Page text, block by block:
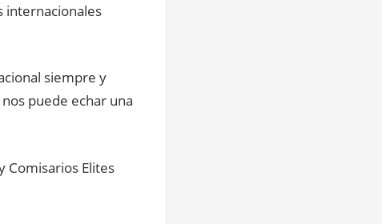
internacionales
siempre y
puede echar una
Comisarios Elites